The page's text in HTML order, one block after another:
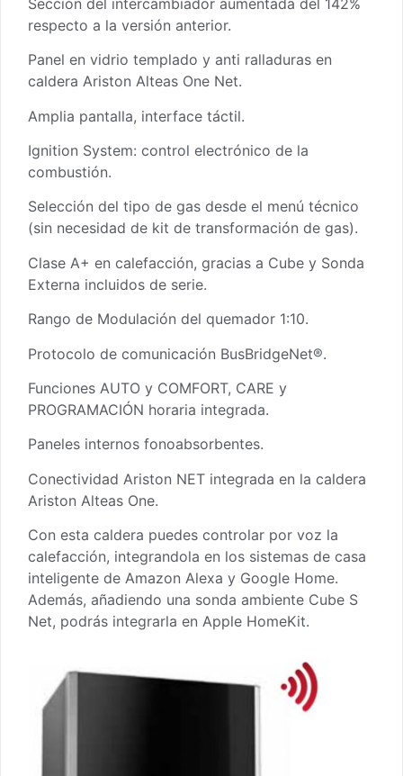
respecto a la versión anterior.
Panel en vidrio templado y anti ralladuras en
caldera Ariston Alteas One Net.
Amplia pantalla, interface táctil.
Ignition System: control electrónico de la
combustión.
Selección del tipo de gas desde el menú técnico
(sin necesidad de kit de transformación de gas).
Clase A+ en calefacción, gracias a Cube y Sonda
Externa incluidos de serie.
Rango de Modulación del quemador 1:10.
Protocolo de comunicación BusBridgeNet®.
Funciones AUTO y COMFORT, CARE y
PROGRAMACIÓN horaria integrada.
Paneles internos fonoabsorbentes.
Conectividad Ariston NET integrada en la caldera
Ariston Alteas One.
Con esta caldera puedes controlar por voz la
calefacción, integrandola en los sistemas de casa
inteligente de Amazon Alexa y Google Home.
Además, añadiendo una sonda ambiente Cube S
Net, podrás integrarla en Apple HomeKit.